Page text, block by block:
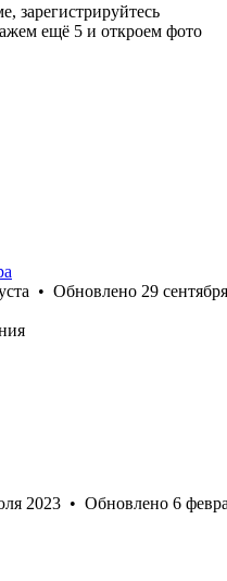
зарегистрируйтесь
ещё 5 и откроем фото
• Обновлено 29
2023 • Обновлено 6